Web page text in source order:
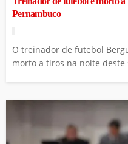
Pernambuco
O treinador de futebol
morto a tiros na noite deste